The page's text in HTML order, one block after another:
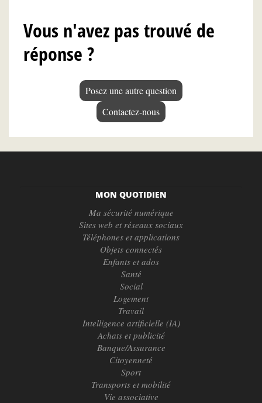
Vous n'avez pas trouvé de
réponse ?
Posez une autre question
Contactez-nous
MON QUOTIDIEN
Ma sécurité numérique
Sites web et réseaux sociaux
Téléphones et applications
Objets connectés
Enfants et ados
Santé
Social
Logement
Travail
Intelligence artificielle (IA)
Achats et publicité
Banque/Assurance
Citoyenneté
Sport
Transports et mobilité
Vie associative